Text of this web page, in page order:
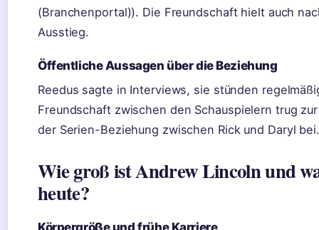
(Branchenportal)). Die Freundschaft hielt auch
Ausstieg.
Öffentliche Aussagen über die Beziehung
Reedus sagte in Interviews, sie stünden
Freundschaft zwischen den Schauspielern trug
der Serien-Beziehung zwischen Rick und Daryl
Wie groß ist Andrew Lincoln und
heute?
Körpergröße und frühe Karriere